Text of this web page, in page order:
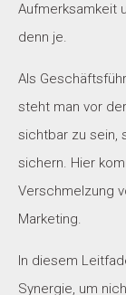
Aufmerksamkeit
denn je.
Als
steht man vor
sichtbar zu sein,
sichern. Hier
Verschmelzung
Marketing.
In diesem
Synergie, um